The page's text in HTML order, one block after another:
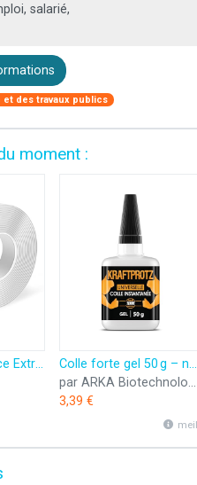
salarié,
et des travaux publics
moment :
Art3d Double Face Extra Fort (3Mètres), Ruban Adhésif Double Face Robuste,sans Traces,Amovible, Réutilisable, Lavable
Colle forte gel 50 g – ne coule pas & ultra précise – super glue résistante à l’eau, à la chaleur & aux vibrations – colle universelle plastique, bois, métal, verre – bouchon aiguille – KRAFTPROTZ
par ARKA Biotechnologie GmbH
3,39 €